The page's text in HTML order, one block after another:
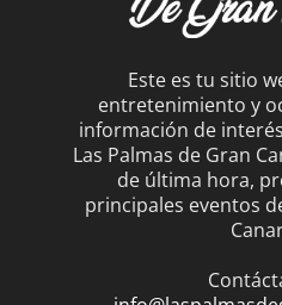
Este es tu sitio
entretenimiento y
información de
Las Palmas de Gran
de última hora,
principales eventos